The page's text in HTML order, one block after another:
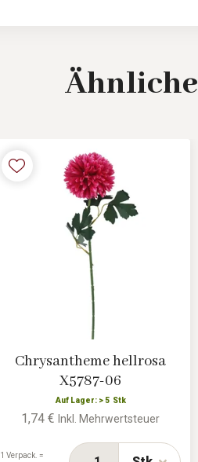
Ähnliche
Chrysantheme hellrosa
X5787-06
Auf Lager: > 5 Stk
1,74 € Inkl. Mehrwertsteuer
1 Verpack. =